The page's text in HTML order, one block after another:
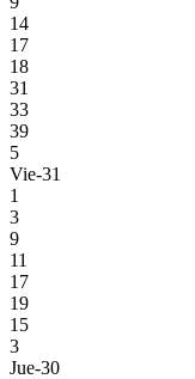
14
17
18
31
33
39
5
Vie-31
1
3
9
11
17
19
15
3
Jue-30